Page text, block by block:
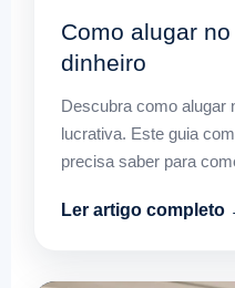
Como alugar
dinheiro
Descubra como alugar
lucrativa. Este guia
precisa saber para
Ler artigo completo